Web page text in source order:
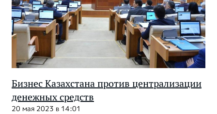
Бизнес Казахстана против централизации
денежных средств
20 мая 2023 в 14:01